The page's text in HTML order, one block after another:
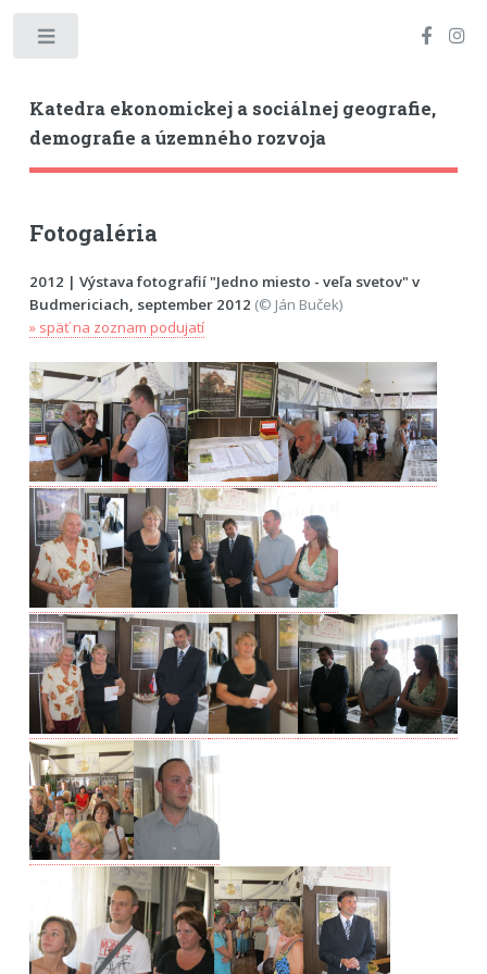
Katedra ekonomickej a sociálnej geografie,
demografie a územného rozvoja
Fotogaléria
2012 | Výstava fotografií "Jedno miesto - veľa svetov" v
Budmericiach, september 2012 (© Ján Buček)
» späť na zoznam podujatí